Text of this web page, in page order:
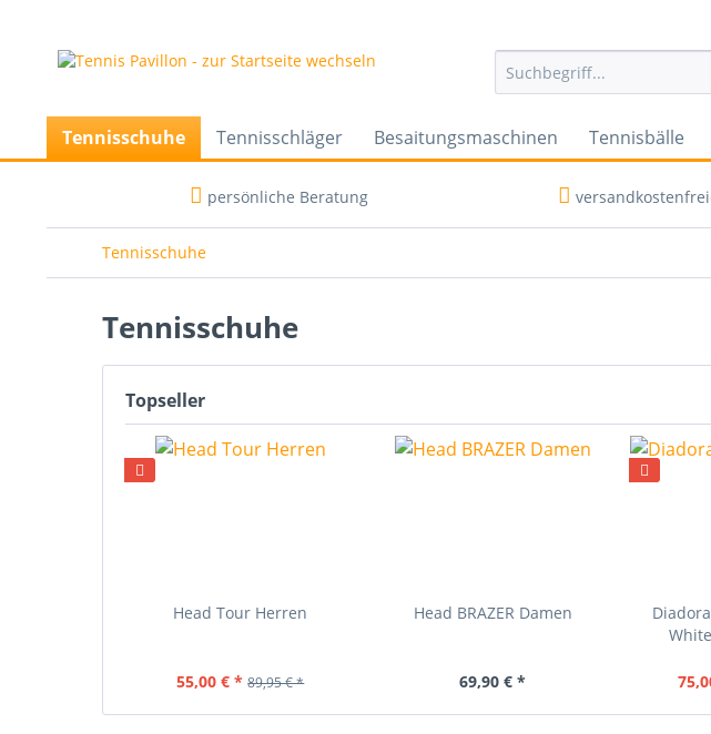
Tennisschuhe Tennisschläger Besaitungsmaschinen Tennisbälle
persönliche Beratung
Tennisschuhe
Tennisschuhe
Topseller
Head Tour Herren
55,00 € * 89,95 € *
Head BRAZER Damen
69,90 € *